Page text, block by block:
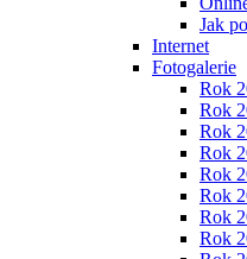
Jak
Internet
Fotogalerie
Rok
Rok
Rok
Rok
Rok
Rok
Rok
Rok